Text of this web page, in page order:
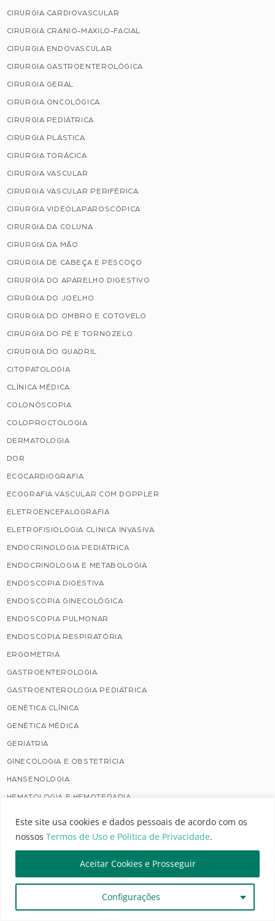
Este site usa cookies e dados pessoais de acordo com os
nossos Termos de Uso e Política de Privacidade.
Configurações
Aceitar Cookies e Prosseguir
CIRURGIA CARDIOVASCULAR
CIRURGIA CRANIO-MAXILO-FACIAL
CIRURGIA ENDOVASCULAR
CIRURGIA GASTROENTEROLÓGICA
CIRURGIA GERAL
CIRURGIA ONCOLÓGICA
CIRURGIA PEDIÁTRICA
CIRURGIA PLÁSTICA
CIRURGIA TORÁCICA
CIRURGIA VASCULAR
CIRURGIA VASCULAR PERIFÉRICA
CIRURGIA VIDEOLAPAROSCÓPICA
CIRURGIA DA COLUNA
CIRURGIA DA MÃO
CIRURGIA DE CABEÇA E PESCOÇO
CIRURGIA DO APARELHO DIGESTIVO
CIRURGIA DO JOELHO
CIRURGIA DO OMBRO E COTOVELO
CIRURGIA DO PÉ E TORNOZELO
CIRURGIA DO QUADRIL
CITOPATOLOGIA
CLÍNICA MÉDICA
COLONOSCOPIA
COLOPROCTOLOGIA
DERMATOLOGIA
DOR
ECOCARDIOGRAFIA
ECOGRAFIA VASCULAR COM DOPPLER
ELETROENCEFALOGRAFIA
ELETROFISIOLOGIA CLINICA INVASIVA
ENDOCRINOLOGIA PEDIÁTRICA
ENDOCRINOLOGIA E METABOLOGIA
ENDOSCOPIA DIGESTIVA
ENDOSCOPIA GINECOLÓGICA
ENDOSCOPIA PULMONAR
ENDOSCOPIA RESPIRATÓRIA
ERGOMETRIA
GASTROENTEROLOGIA
GASTROENTEROLOGIA PEDIÁTRICA
GENÉTICA CLÍNICA
GENÉTICA MÉDICA
GERIATRIA
GINECOLOGIA E OBSTETRÍCIA
HANSENOLOGIA
HEMATOLOGIA E HEMOTERAPIA
HEMODINÂMICA E CARDIOLOGIA INTERVENCIONISTA
HEPATOLOGIA
INFECTOLOGIA